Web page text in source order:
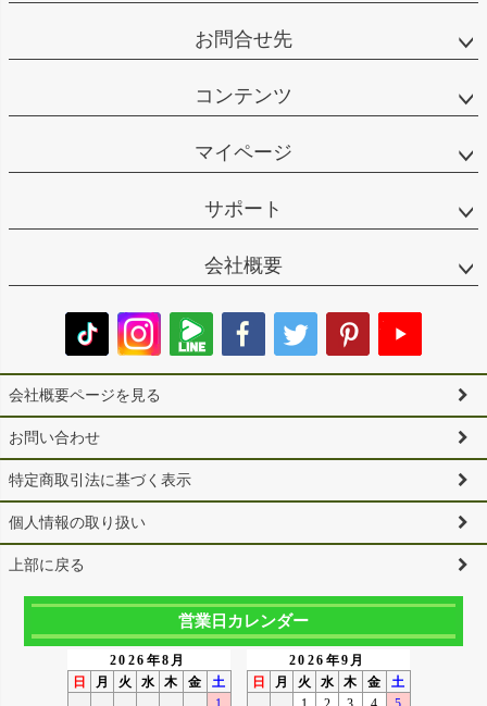
お問合せ先
コンテンツ
マイページ
サポート
会社概要
会社概要ページを見る
お問い合わせ
特定商取引法に基づく表示
個人情報の取り扱い
上部に戻る
営業日カレンダー